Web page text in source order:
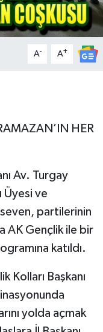
A- A+
HER
Av. Turgay
Üyesi ve
partilerinin
AK Gençlik ile bir
katıldı.
Kolları Başkanı
yolda açmak